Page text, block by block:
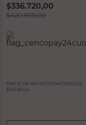
$336.720,00
$420.900,00
PRECIO SIN IMPUESTOS NACIONALES:
$347.851,24